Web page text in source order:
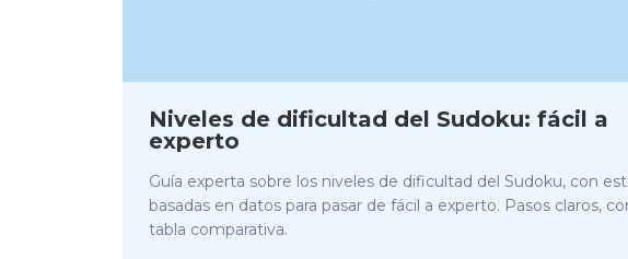
Niveles de dificultad del Sudoku: fácil a
experto
Guía experta sobre los niveles de dificultad del Sudoku, con
basadas en datos para pasar de fácil a experto. Pasos claros,
tabla comparativa.